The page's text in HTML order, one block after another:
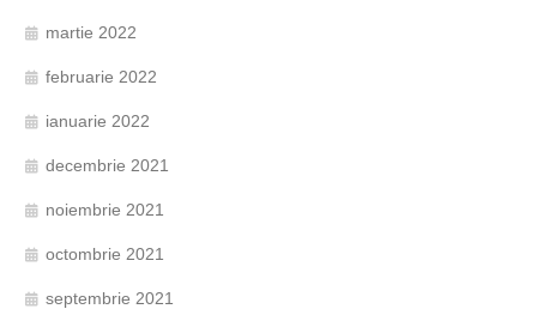
martie 2022
februarie 2022
ianuarie 2022
decembrie 2021
noiembrie 2021
octombrie 2021
septembrie 2021